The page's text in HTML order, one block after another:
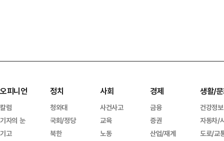
오피니언
칼럼
기자의 눈
기고
정치
청와대
국회/정당
북한
사회
사건사고
교육
노동
경제
금융
증권
산업/재계
생활/
건강정보
자동차/
도로/교